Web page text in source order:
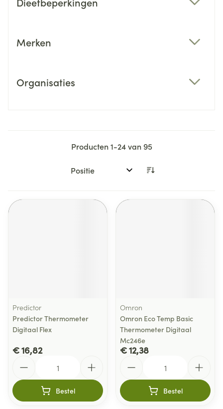
Merken
Organisaties
Producten1-24van95
Sorteer op:
Predictor
Predictor Thermometer
Digitaal Flex
€ 16,82
Bestel
Omron
Omron Eco Temp Basic
Thermometer Digitaal
Mc246e
€ 12,38
Bestel